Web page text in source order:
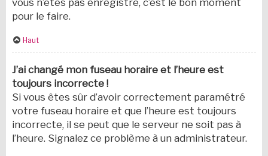
vous n’êtes pas enregistré, c’est le bon moment
pour le faire.
Haut
J’ai changé mon fuseau horaire et l’heure est
toujours incorrecte !
Si vous êtes sûr d’avoir correctement paramétré
votre fuseau horaire et que l’heure est toujours
incorrecte, il se peut que le serveur ne soit pas à
l’heure. Signalez ce problème à un administrateur.